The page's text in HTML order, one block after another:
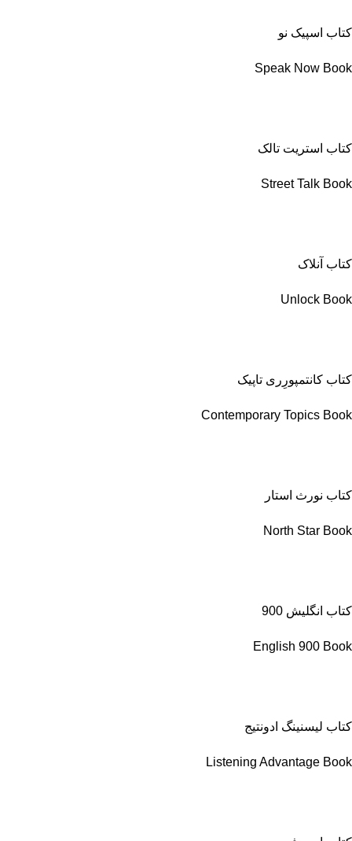
کتاب اسپیک نو
Speak Now Book
کتاب استریت تالک
Street Talk Book
کتاب آنلاک
Unlock Book
کتاب کانتمپورِری تاپیک
Contemporary Topics Book
کتاب نورث استار
North Star Book
کتاب انگلیش 900
English 900 Book
کتاب لیسنینگ ادونتیج
Listening Advantage Book